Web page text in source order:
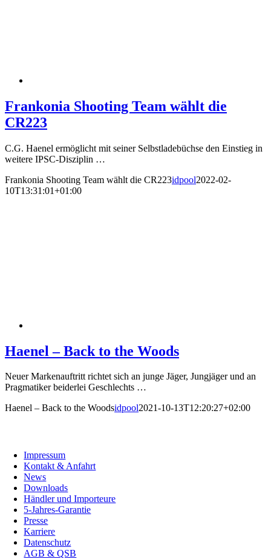
Frankonia Shooting Team wählt die
CR223
C.G. Haenel ermöglicht mit seiner Selbstladebüchse den Einstieg in
weitere IPSC-Disziplin …
Frankonia Shooting Team wählt die CR223idpool2022-02-
10T13:31:01+01:00
Haenel – Back to the Woods
Neuer Markenauftritt richtet sich an junge Jäger, Jungjäger und an
Pragmatiker beiderlei Geschlechts …
Haenel – Back to the Woodsidpool2021-10-13T12:20:27+02:00
Impressum
Kontakt & Anfahrt
News
Downloads
Händler und Importeure
5-Jahres-Garantie
Presse
Karriere
Datenschutz
AGB & QSB